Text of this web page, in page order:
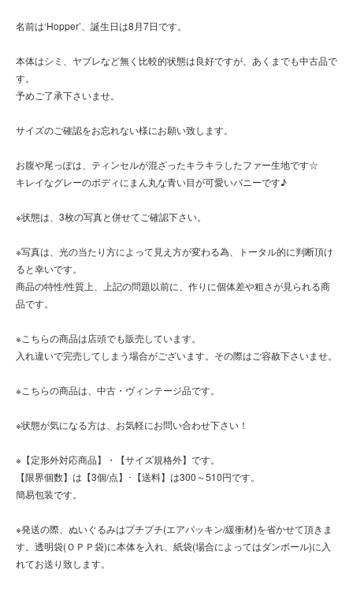
名前は‘Hopper’、誕生日は8月7日です。
本体はシミ、ヤブレなど無く比較的状態は良好ですが、あくまでも中古品で
す。
予めご了承下さいませ。
サイズのご確認をお忘れない様にお願い致します。
お腹や尾っぽは、ティンセルが混ざったキラキラしたファー生地です☆
キレイなグレーのボディにまん丸な青い目が可愛いバニーです♪
※状態は、3枚の写真と併せてご確認下さい。
※写真は、光の当たり方によって見え方が変わる為、トータル的に判断頂け
ると幸いです。
商品の特性/性質上、上記の問題以前に、作りに個体差や粗さが見られる商
品です。
※こちらの商品は店頭でも販売しています。
入れ違いで完売してしまう場合がございます。その際はご容赦下さいませ。
※こちらの商品は、中古・ヴィンテージ品です。
※状態が気になる方は、お気軽にお問い合わせ下さい！
※【定形外対応商品】・【サイズ規格外】です。
【限界個数】は【3個/点】･【送料】は300～510円です。
簡易包装です。
※発送の際、ぬいぐるみはプチプチ(エアパッキン/緩衝材)を省かせて頂きま
す。透明袋(ＯＰＰ袋)に本体を入れ、紙袋(場合によってはダンボール)に入
れてお送り致します。